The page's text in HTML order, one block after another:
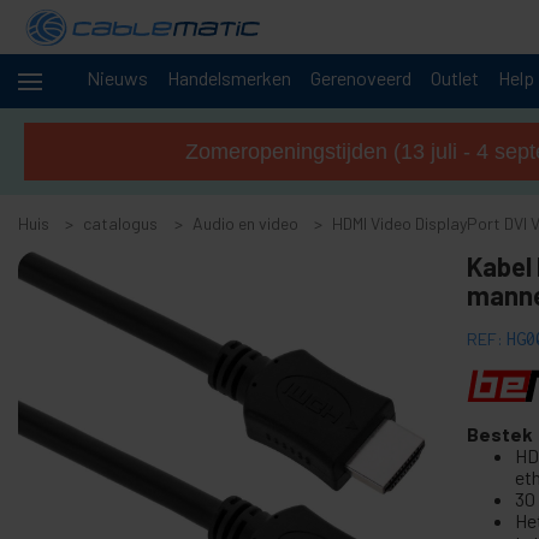
Nieuws Handelsmerken Gerenoveerd Outlet Help
Kabels en
+
Rekken
servers
en
video
Accessoires van audio en video
Accessoires voor GoPro
CCTV-camera's en accessoires
+
Projectiescherm en projector
+
Ondersteuning voor tv en computer
Zomeropeningstijden (13 juli - 4
Huis catalogus Audio en video HDMI Video DisplayPort DVI
Kabel
REF:
Bestek
30